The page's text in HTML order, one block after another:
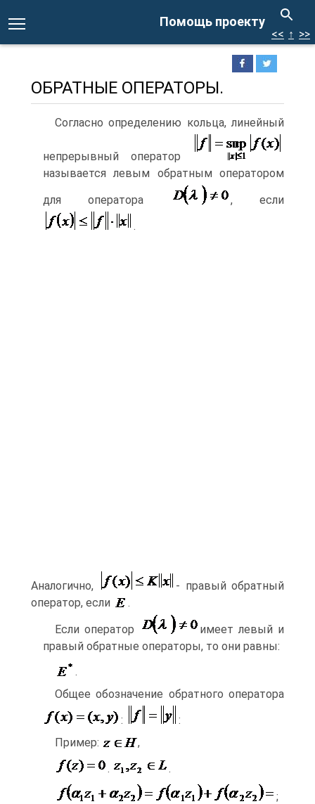
Помощь проекту
<< ↑ >>
ОБРАТНЫЕ ОПЕРАТОРЫ.
Согласно определению кольца, линейный
непрерывный оператор
называется левым обратным оператором
для оператора
, если
.
Аналогично,
- правый обратный
оператор, если
.
Если оператор
имеет левый и
правый обратные операторы, то они равны:
.
Общее обозначение обратного оператора
:
:
Пример:
,
.
.
;